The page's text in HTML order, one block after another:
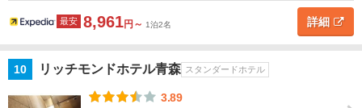
州
沖
最安 8,961円～ 1泊2名 詳細
10 リッチモンドホテル青森 スタンダードホテル
3.89